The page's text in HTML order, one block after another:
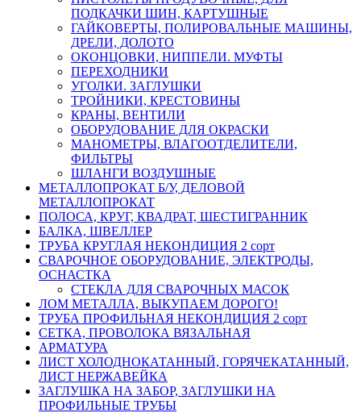
ПОДКАЧКИ ШИН, КАРТУШНЫЕ
ГАЙКОВЕРТЫ, ПОЛИРОВАЛЬНЫЕ МАШИНЫ,
ДРЕЛИ, ДОЛОТО
ОКОНЦОВКИ, НИППЕЛИ. МУФТЫ
ПЕРЕХОДНИКИ
УГОЛКИ. ЗАГЛУШКИ
ТРОЙНИКИ, КРЕСТОВИНЫ
КРАНЫ, ВЕНТИЛИ
ОБОРУДОВАНИЕ ДЛЯ ОКРАСКИ
МАНОМЕТРЫ, ВЛАГООТДЕЛИТЕЛИ,
ФИЛЬТРЫ
ШЛАНГИ ВОЗДУШНЫЕ
МЕТАЛЛОПРОКАТ Б/У, ДЕЛОВОЙ
МЕТАЛЛОПРОКАТ
ПОЛОСА, КРУГ, КВАДРАТ, ШЕСТИГРАННИК
БАЛКА, ШВЕЛЛЕР
ТРУБА КРУГЛАЯ НЕКОНДИЦИЯ 2 сорт
СВАРОЧНОЕ ОБОРУДОВАНИЕ, ЭЛЕКТРОДЫ,
ОСНАСТКА
СТЕКЛА ДЛЯ СВАРОЧНЫХ МАСОК
ЛОМ МЕТАЛЛА, ВЫКУПАЕМ ДОРОГО!
ТРУБА ПРОФИЛЬНАЯ НЕКОНДИЦИЯ 2 сорт
СЕТКА, ПРОВОЛОКА ВЯЗАЛЬНАЯ
АРМАТУРА
ЛИСТ ХОЛОДНОКАТАННЫЙ, ГОРЯЧЕКАТАННЫЙ,
ЛИСТ НЕРЖАВЕЙКА
ЗАГЛУШКА НА ЗАБОР, ЗАГЛУШКИ НА
ПРОФИЛЬНЫЕ ТРУБЫ